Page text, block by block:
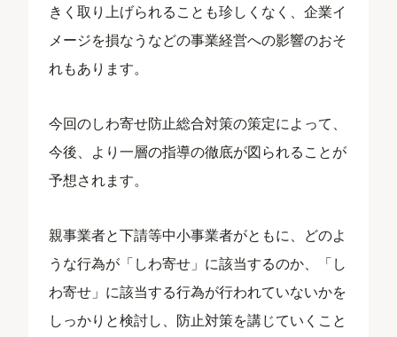
きく取り上げられることも珍しくなく、企業イ
メージを損なうなどの事業経営への影響のおそ
れもあります。
今回のしわ寄せ防止総合対策の策定によって、
今後、より一層の指導の徹底が図られることが
予想されます。
親事業者と下請等中小事業者がともに、どのよ
うな行為が「しわ寄せ」に該当するのか、「し
わ寄せ」に該当する行為が行われていないかを
しっかりと検討し、防止対策を講じていくこと